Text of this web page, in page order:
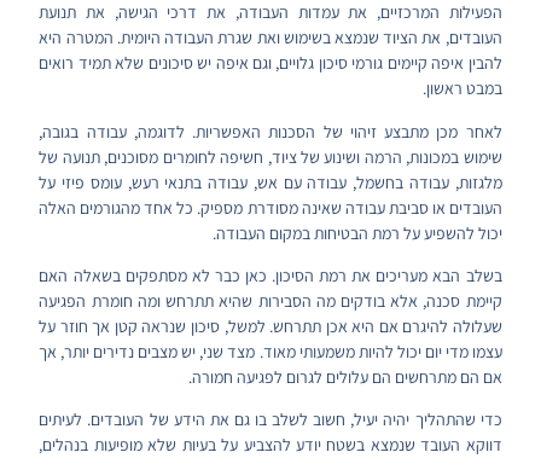
הפעילות המרכזיים, את עמדות העבודה, את דרכי הגישה, את תנועת
העובדים, את הציוד שנמצא בשימוש ואת שגרת העבודה היומית. המטרה היא
להבין איפה קיימים גורמי סיכון גלויים, וגם איפה יש סיכונים שלא תמיד רואים
במבט ראשון.
לאחר מכן מתבצע זיהוי של הסכנות האפשריות. לדוגמה, עבודה בגובה,
שימוש במכונות, הרמה ושינוע של ציוד, חשיפה לחומרים מסוכנים, תנועה של
מלגזות, עבודה בחשמל, עבודה עם אש, עבודה בתנאי רעש, עומס פיזי על
העובדים או סביבת עבודה שאינה מסודרת מספיק. כל אחד מהגורמים האלה
יכול להשפיע על רמת הבטיחות במקום העבודה.
בשלב הבא מעריכים את רמת הסיכון. כאן כבר לא מסתפקים בשאלה האם
קיימת סכנה, אלא בודקים מה הסבירות שהיא תתרחש ומה חומרת הפגיעה
שעלולה להיגרם אם היא אכן תתרחש. למשל, סיכון שנראה קטן אך חוזר על
עצמו מדי יום יכול להיות משמעותי מאוד. מצד שני, יש מצבים נדירים יותר, אך
אם הם מתרחשים הם עלולים לגרום לפגיעה חמורה.
כדי שהתהליך יהיה יעיל, חשוב לשלב בו גם את הידע של העובדים. לעיתים
דווקא העובד שנמצא בשטח יודע להצביע על בעיות שלא מופיעות בנהלים,